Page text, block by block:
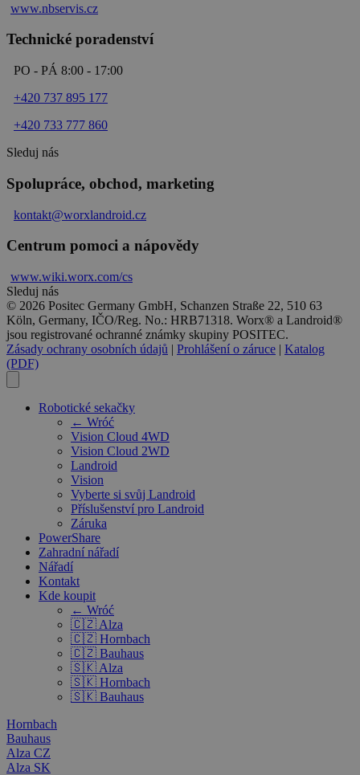
www.nbservis.cz
Technické poradenství
PO - PÁ 8:00 - 17:00
+420 737 895 177
+420 733 777 860
Sleduj nás
Spolupráce, obchod, marketing
kontakt@worxlandroid.cz
Centrum pomoci a nápovědy
www.wiki.worx.com/cs
Sleduj nás
© 2026 Positec Germany GmbH, Schanzen Straße 22, 510 63
Köln, Germany, IČO/Reg. No.: HRB71318. Worx® a Landroid®
jsou registrované ochranné známky skupiny POSITEC.
Zásady ochrany osobních údajů | Prohlášení o záruce | Katalog
(PDF)
Robotické sekačky
← Wróć
Vision Cloud 4WD
Vision Cloud 2WD
Landroid
Vision
Vyberte si svůj Landroid
Příslušenství pro Landroid
Záruka
PowerShare
Zahradní nářadí
Nářadí
Kontakt
Kde koupit
← Wróć
🇨🇿 Alza
🇨🇿 Hornbach
🇨🇿 Bauhaus
🇸🇰 Alza
🇸🇰 Hornbach
🇸🇰 Bauhaus
Hornbach
Bauhaus
Alza CZ
Alza SK